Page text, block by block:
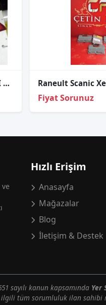
RENAULT KANGO2.ÇİFTKAPI ARKA STOP SOL.8200150623
Fiyat Sorunuz
Hızlı Erişim
Anasayfa
Mağazalar
Blog
İletişim & Destek
sayılı kanun kapsamında Yer
ilgili tüm sorumluluk ilan sahibi